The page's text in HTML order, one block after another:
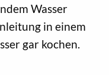
Wasser
in einem
gar kochen.